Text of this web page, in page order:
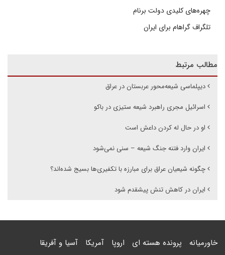
چهره‌های کلیدی دولت برنام
تلگراف گراهام برای ایران
مطالب مرتبط
دیپلماسی شیعه‌محور عربستان در عراق
اسرائیل مجری راهبرد شیعه ستیزی در باکو
او در حال له کردن داعش است
ایران وارد فتنه جنگ شیعه – سنی نمی‌شود
چگونه شیعیان عراق برای مبارزه با تکفیری‌ها بسیج شده‌اند؟
ایران در کاهش تنش پیشقدم شود
خاورمیانه پرونده هسته ای اروپا آمریکا آسیا و آفریقا